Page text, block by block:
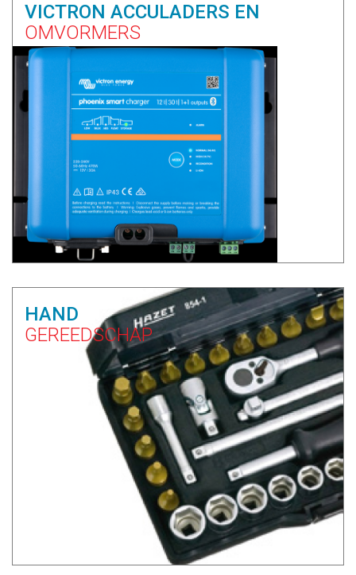
VICTRON ACCULADERS EN
OMVORMERS
HAND
GEREEDSCHAP